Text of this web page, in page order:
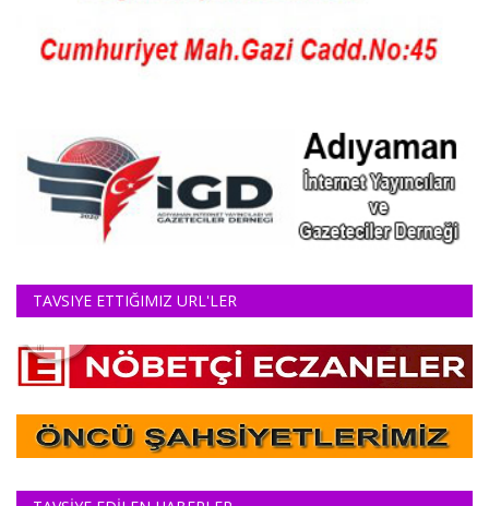
TAVSIYE ETTIĞIMIZ URL'LER